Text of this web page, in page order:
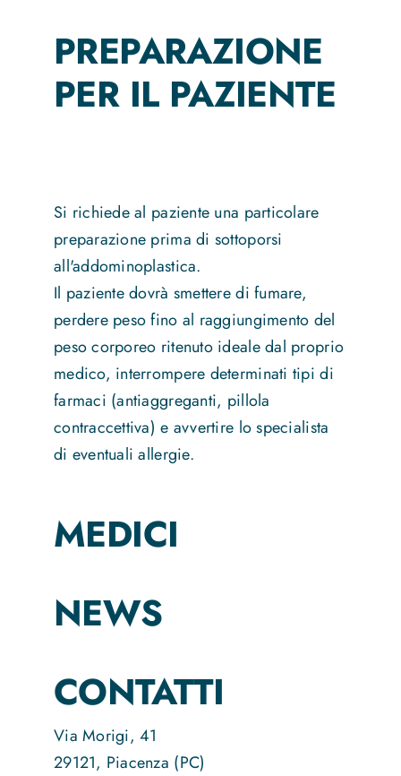
PREPARAZIONE
PER IL PAZIENTE
Si richiede al paziente una particolare
preparazione prima di sottoporsi
all'addominoplastica.
Il paziente dovrà smettere di fumare,
perdere peso fino al raggiungimento del
peso corporeo ritenuto ideale dal proprio
medico, interrompere determinati tipi di
farmaci (antiaggreganti, pillola
contraccettiva) e avvertire lo specialista
di eventuali allergie.
MEDICI
NEWS
CONTATTI
Via Morigi, 41
29121, Piacenza (PC)